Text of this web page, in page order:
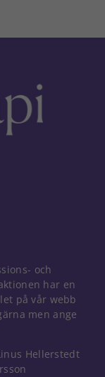
och
har en
på vår webb
men ange
Hellerstedt
för